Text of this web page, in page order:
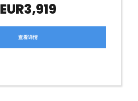
EUR3,919
查看详情